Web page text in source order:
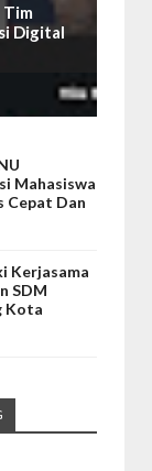
Tim
Digital
Mahasiswa
Cepat Dan
Kerjasama
SDM
Kota